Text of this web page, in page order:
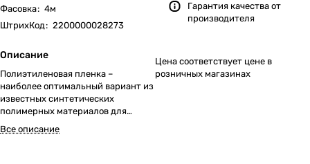
Фасовка: 4м
ШтрихКод: 2200000028273
Описание
Полиэтиленовая пленка –
наиболее оптимальный вариант из
известных синтетических
полимерных материалов для
теплиц.
Все описание
Гарантия качества от
производителя
Цена соответствует цене в
розничных магазинах